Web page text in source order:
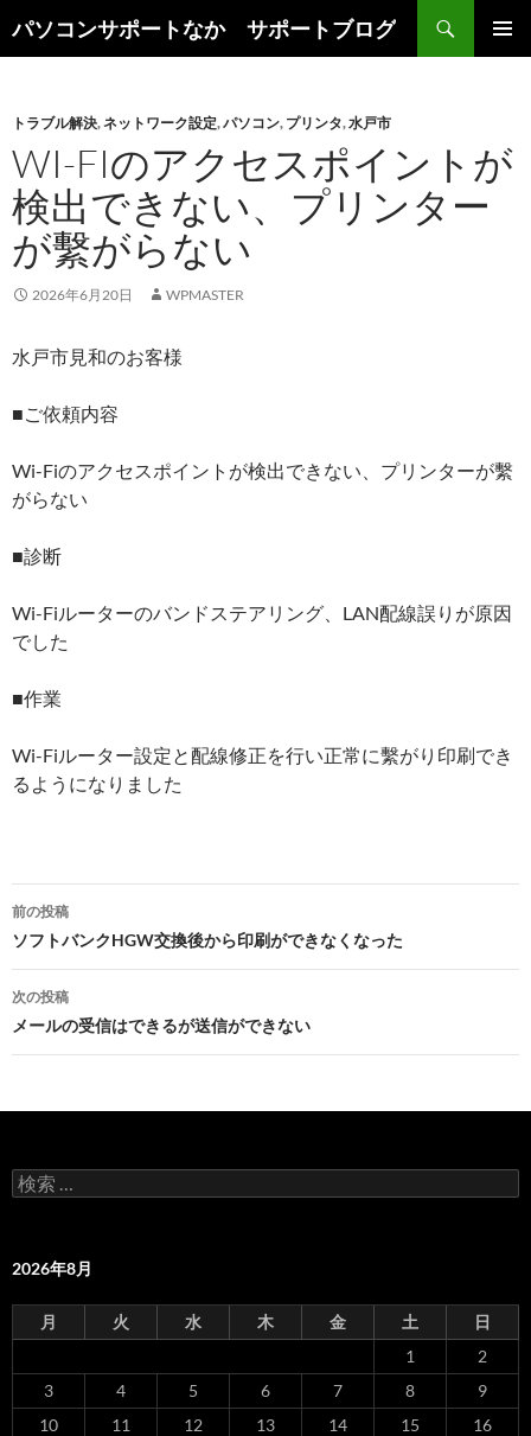
パソコンサポートなか サポートブログ
索
ン
ツ
へ
ス
キ
ッ
プ
トラブル解決,ネットワーク設定,パソコン, プリンタ,水戸市
WI-FIのアクセスポイントが
検出できない、プリンター
が繫がらない
2026年6月20日 WPMASTER
水戸市見和のお客様
■ご依頼内容
Wi-Fiのアクセスポイントが検出できない、プリンターが繫
がらない
■診断
Wi-Fiルーターのバンドステアリング、LAN配線誤りが原因
でした
■作業
Wi-Fiルーター設定と配線修正を行い正常に繫がり印刷でき
るようになりました
投
稿
ナ
ゲ
シ
ン
前の投稿
ソフトバンクHGW交換後から印刷ができなくなった
次の投稿
メールの受信はできるが送信ができない
検
索
2026年8月
月 火 水 木 金 土 日
1
2
3
4 5 6 7 8
9
10
11 12 13 14 15
16